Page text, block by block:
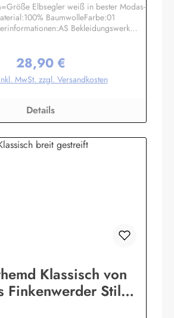
Elbsegler weiß in bester Modas-
BaumwolleFarbe:01
Bekleidungswerk
Regulärer Preis:
28,90 €
MwSt. zzgl. Versandkosten
Details
Klassisch von
Finkenwerder Stil